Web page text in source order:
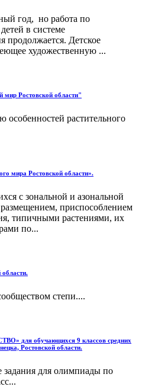
год, но работа по
в системе
продолжается. Детское
художественную ...
мир Ростовской области"
особенностей растительного
мира Ростовской области».
с зональной и азональной
размещением, приспособлением
типичными растениями, их
по...
области.
степи....
для обучающихся 9 классов средних
Ростовской области.
задания для олимпиады по